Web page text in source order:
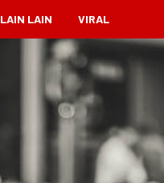
LAIN LAIN VIRAL